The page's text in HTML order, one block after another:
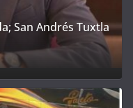
San Andrés Tuxtla